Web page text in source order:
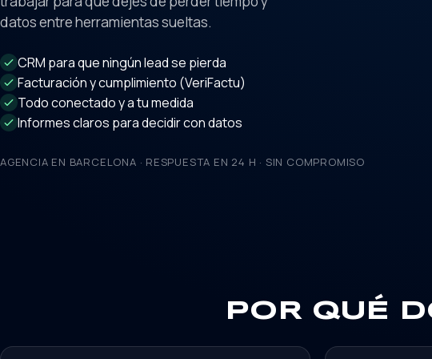
datos entre herramientas sueltas.
CRM para que ningún lead se pierda
Facturación y cumplimiento (VeriFactu)
Todo conectado y a tu medida
Informes claros para decidir con datos
AGENCIA EN BARCELONA · RESPUESTA EN 24 H · SIN COMPROMISO
POR QUÉ